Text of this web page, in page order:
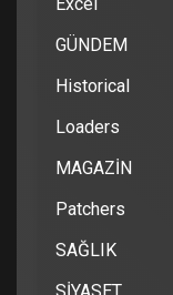
GÜNDEM
Historical
Loaders
MAGAZİN
Patchers
SAĞLIK
SİYASET